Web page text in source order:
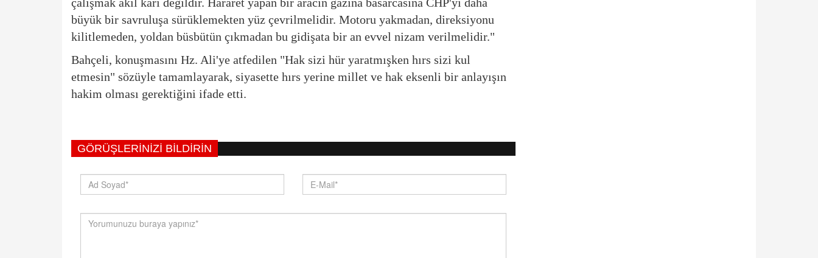
büyük bir savruluşa sürüklemekten yüz çevrilmelidir. Motoru yakmadan, direksiyonu
kilitlemeden, yoldan büsbütün çıkmadan bu gidişata bir an evvel nizam verilmelidir."
Bahçeli, konuşmasını Hz. Ali'ye atfedilen "Hak sizi hür yaratmışken hırs sizi kul
etmesin" sözüyle tamamlayarak, siyasette hırs yerine millet ve hak eksenli bir anlayışın
hakim olması gerektiğini ifade etti.
GÖRÜŞLERINIZI BILDIRIN